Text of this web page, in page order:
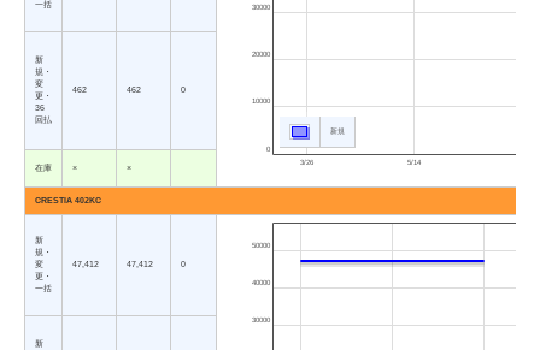
一括
3/26 5/14
0
10000
20000
30000
新規
新
規・
変
更・
36
回払
462 462 0
在庫 × ×
CRESTIA 402KC
新
規・
変
更・
一括
47,412 47,412 0
30000
40000
50000
新